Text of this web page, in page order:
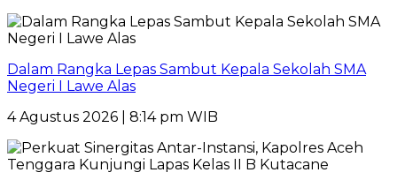
Dalam Rangka Lepas Sambut Kepala Sekolah SMA
Negeri I Lawe Alas
4 Agustus 2026 | 8:14 pm WIB